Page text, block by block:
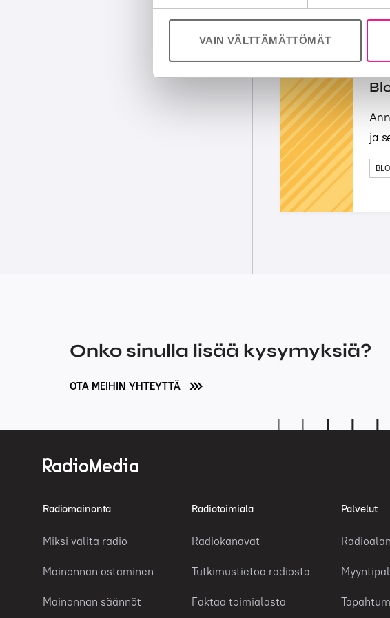
VAIN VÄLTTÄMÄTTÖMÄT
ja
Onko sinulla lisää kysymyksiä?
OTA MEIHIN YHTEYTTÄ
Radiomainonta
Miksi valita radio
Mainonnan ostaminen
Mainonnan säännöt
Radiotoimiala
Radiokanavat
Tutkimustietoa radiosta
Faktaa toimialasta
Palvelut